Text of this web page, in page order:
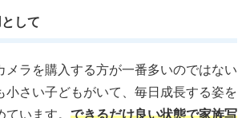
して
メラを購入する方が一番多いのではない
小さい子どもがいて、毎日成長する姿を
います。 できるだけ良い状態で家族写